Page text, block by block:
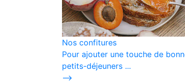
Nos confitures
Pour ajouter une touche de
petits-déjeuners ...
⟶